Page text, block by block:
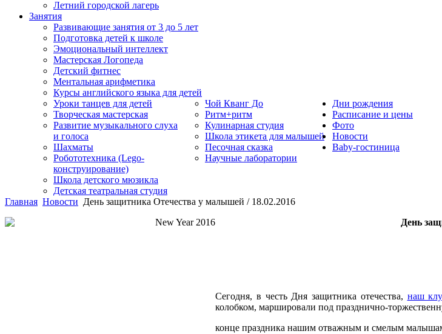
Летний городской лагерь
Занятия
Развивающие занятия от 3 до 5 лет
Подготовка детей к школе
Эмоциональный интеллект
Мастерская Логопеда
Детский фитнес
Ментальная арифметика
Курсы английского языка для детей
Уроки танцев для детей
Творческая мастерская
Развитие музыкального слуха
и голоса
Шахматы
Робототехника (Lego-
конструирование)
Школа детского мюзикла
Детская театральная студия
Чой Кванг До
Ритм+ритм
Кулинарная студия
Школа этикета для малышей
Песочная сказка
Научные лаборатории
Дни рождения
Расписание и цены
Фото
Новости
Baby-гостиница
Главная Новости День защитника Отечества у малышей / 18.02.2016
День
Сегодня, в честь Дня защитника отечества, наш
колобком, маршировали под празднично-
конце праздника нашим отважным и смелым